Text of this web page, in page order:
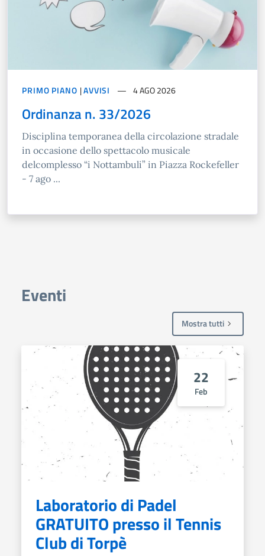
PRIMO PIANO |AVVISI 4 AGO 2026
Ordinanza n. 33/2026
Disciplina temporanea della circolazione stradale
in occasione dello spettacolo musicale
delcomplesso “i Nottambuli” in Piazza Rockefeller
- 7 ago ...
Eventi
Mostra tutti
22
Feb
Laboratorio di Padel
GRATUITO presso il Tennis
Club di Torpè